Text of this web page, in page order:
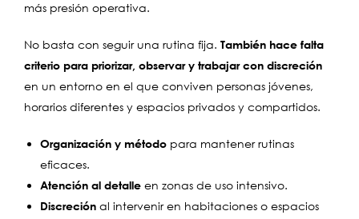
más presión operativa.
No basta con seguir una rutina fija. También hace falta
criterio para priorizar, observar y trabajar con discreción
en un entorno en el que conviven personas jóvenes,
horarios diferentes y espacios privados y compartidos.
Organización y método para mantener rutinas
eficaces.
Atención al detalle en zonas de uso intensivo.
Discreción al intervenir en habitaciones o espacios